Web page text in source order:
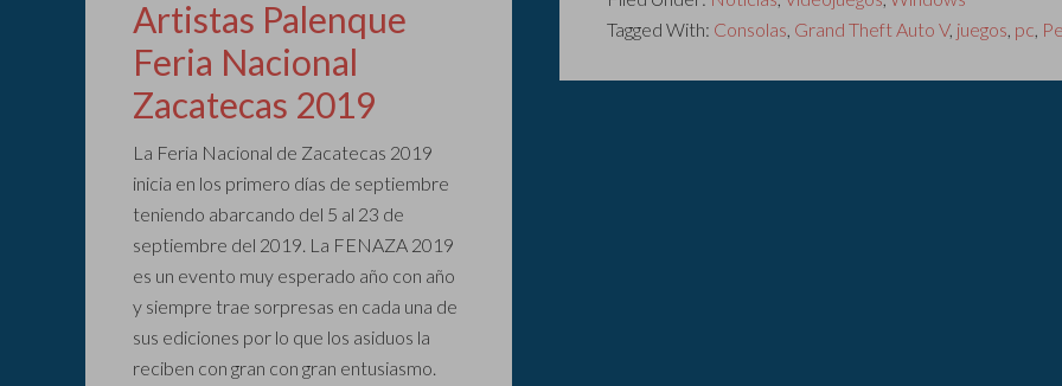
Tagged With: Consolas, Grand Theft Auto V, juegos, pc,
Artistas Palenque
Feria Nacional
Zacatecas 2019
La Feria Nacional de Zacatecas 2019
inicia en los primero días de septiembre
teniendo abarcando del 5 al 23 de
septiembre del 2019. La FENAZA 2019
es un evento muy esperado año con año
y siempre trae sorpresas en cada una de
sus ediciones por lo que los asiduos la
reciben con gran con gran entusiasmo.